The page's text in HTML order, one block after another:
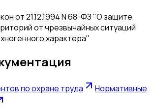
от 21.12.1994 N 68-ФЗ "О защите
от чрезвычайных ситуаций
характера"
по охране труда
Нормативные